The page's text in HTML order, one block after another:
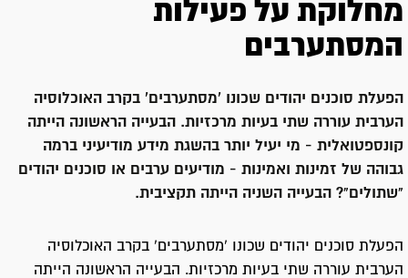
מחלוקת על פעילות
המסתערבים
הפעלת סוכנים יהודים שכונו 'מסתערבים' בקרב האוכלוסיה
הערבית עוררה שתי בעיות מרכזיות. הבעייה הראשונה הייתה
קונספטואלית - מי יעיל יותר בהשגת מידע מודיעיני ברמה
גבוהה של זמינות ואמינות - מודיעים ערבים או סוכנים יהודים
"שתולים"? הבעייה השניה הייתה תקציבית.
הפעלת סוכנים יהודים שכונו 'מסתערבים' בקרב האוכלוסיה
הערבית עוררה שתי בעיות מרכזיות. הבעייה הראשונה הייתה